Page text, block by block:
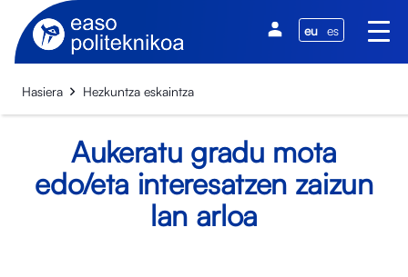
eu es
Hasiera Hezkuntza eskaintza
Aukeratu gradu mota
edo/eta interesatzen zaizun
lan arloa